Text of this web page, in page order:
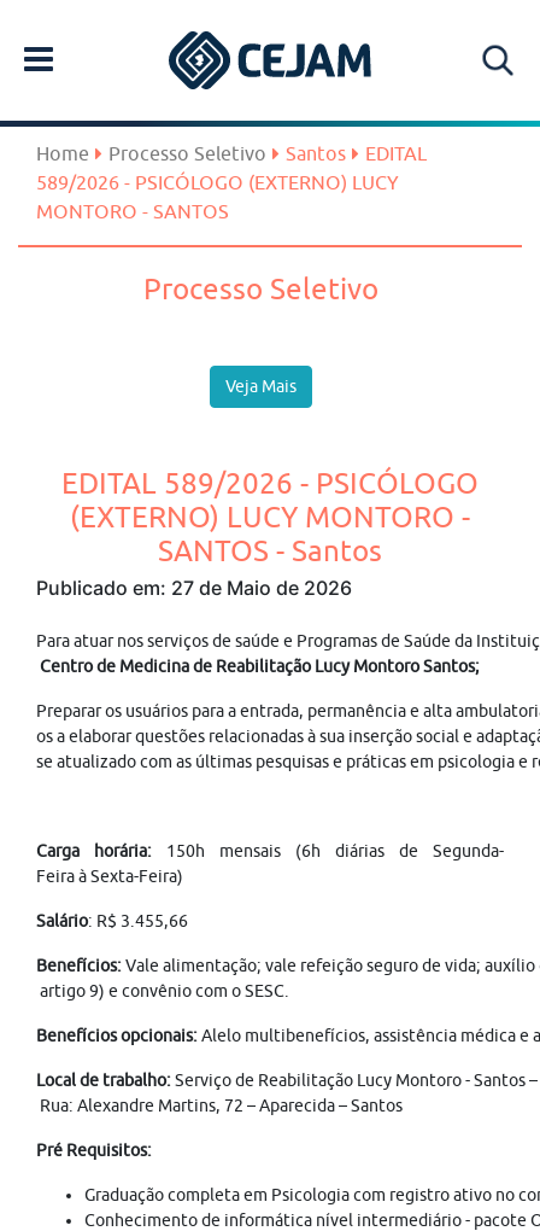
Home Processo Seletivo Santos
EDITAL
589/2026 - PSICÓLOGO (EXTERNO) LUCY
MONTORO - SANTOS
Processo Seletivo
Veja Mais
EDITAL 589/2026 - PSICÓLOGO
(EXTERNO) LUCY MONTORO -
SANTOS - Santos
Publicado em: 27 de Maio de 2026
Para atuar nos serviços de saúde e Programas de Saúde da
Centro de Medicina de Reabilitação Lucy Montoro Santos;
Preparar os usuários para a entrada, permanência e alta
os a elaborar questões relacionadas à sua inserção social e
se atualizado com as últimas pesquisas e práticas em psicologia
Carga horária: 150h mensais (6h diárias de Segunda-
Feira à Sexta-Feira)
Salário: R$ 3.455,66
Benefícios:Vale alimentação; vale refeição seguro de vida;
artigo 9) e convênio com o SESC.
Benefícios opcionais:Alelo multibenefícios, assistência médica e
Local de trabalho:Serviço de Reabilitação Lucy Montoro - Santos –
Rua: Alexandre Martins, 72 – Aparecida – Santos
Pré Requisitos:
Graduação completa em Psicologia com registro ativo no
Conhecimento de informática nível intermediário - pacote